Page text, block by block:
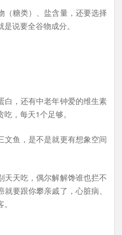
（糖类）、盐含量，还要选择
说要全谷物成分。
白，还有中老年钟爱的维生素
，每天1个足够。
文鱼，是不是就更有想象空间
天天吃，偶尔解解馋谁也拦不
要跟你攀亲戚了，心脏病、